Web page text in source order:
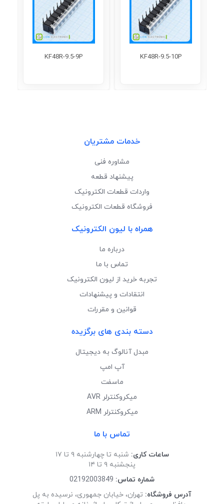
KF48R-9.5-10P
KF48R-9.5-9P
خدمات مشتریان
مشاوره فنی
پیشنهاد قطعه
واردات قطعات الکترونیک
فروشگاه قطعات الکترونیک
همراه با لیون الکترونیک
درباره ما
تماس با ما
تجربه خرید از لیون الکترونیک
انتقادات و پیشنهادات
قوانین و مقررات
دسته بندی های برگزیده
مبدل آنالوگ به دیجیتال
آپ امپ
ماسفت
میکروکنترلر AVR
میکروکنترلر ARM
تماس با ما
ساعات کاری: شنبه تا چهارشنبه ۹ تا ۱۷
پنجشنبه ۹ تا ۱۴
شماره تماس: 02192003849
آدرس فروشگاه: تهران، خیابان جمهوری، نرسیده به پل